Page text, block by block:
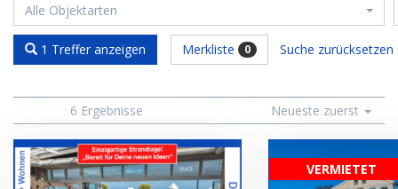
Alle Objektarten
1 Treffer anzeigen Merkliste 0 Suche zurücksetzen
6 Ergebnisse Neueste zuerst
VERMIETET